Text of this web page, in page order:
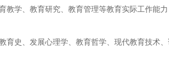
学、教育研究、教育管理等教育实际工作能
史、发展心理学、教育哲学、现代教育技术、